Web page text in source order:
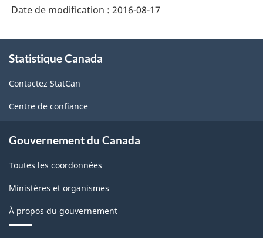
Structure
la
classification
Date de modification : 2016-08-17
propos
ce
site
Statistique Canada
Contactez StatCan
Centre de confiance
Gouvernement du Canada
Toutes les coordonnées
Ministères et organismes
À propos du gouvernement